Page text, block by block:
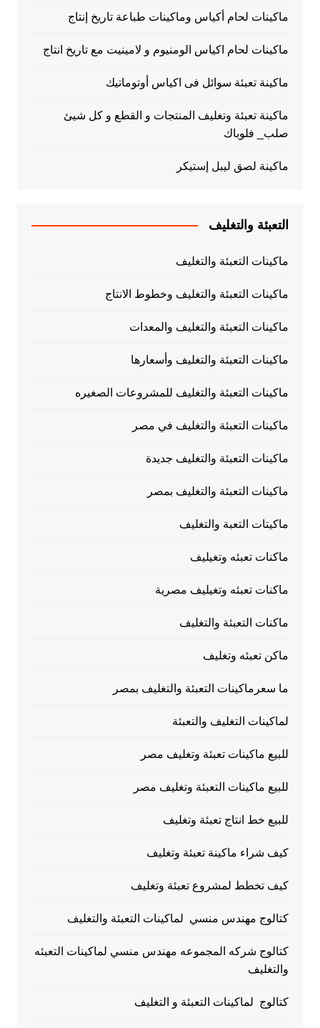
ماكينات لحام أكياس وماكينات طباعة تاريخ إنتاج
ماكينات لحام اكياس الومنيوم و لامينيت مع تاريخ انتاج
ماكينة تعبئة سوائل فى اكياس أوتوماتيك
ماكينة تعبئة وتغليف المنتجات و القطع و كل شيئ
صلب_ فلوباك
ماكينة لصق ليبل إستيكر
التعبئة والتغليف
ماكينات التعبئة والتغليف
ماكينات التعبئة والتغليف وخطوط الانتاج
ماكينات التعبئة والتغليف والمعدات
ماكينات التعبئة والتغليف وأسعارها
ماكينات التعبئة والتغليف للمشروعات الصغيره
ماكينات التعبئة والتغليف في مصر
ماكينات التعبئة والتغليف جديدة
ماكينات التعبئة والتغليف بمصر
ماكيتات التعبة والتغليف
ماكنات تعبئه وتغيليف
ماكنات تعبئه وتغيليف مصرية
ماكنات التعبئة والتغليف
ماكن تعبئه وتغليف
ما سعرماكينات التعبئة والتغليف بمصر
لماكينات التغليف والتعبئة
للبيع ماكينات تعبئة وتغليف مصر
للبيع ماكينات التعبئة وتغليف مصر
للبيع خط انتاج تعبئة وتغليف
كيف شراء ماكينة تعبئة وتغليف
كيف تخطط لمشروع تعبئة وتغليف
كتالوج مهندس منسي لماكينات التعبئة والتغليف
كتالوج شركه المجموعه مهندس منسي لماكينات التعبئه
والتغليف
كتالوج لماكينات التعبئة و التغليف